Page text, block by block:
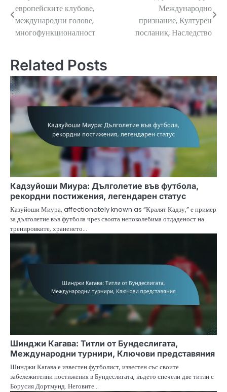
navigation
европейските клубове,
международни голове,
многофункционалност
Международно
признание, Културен
посланик, Наследство
Related Posts
Кадзуйоши Миура: Дълголетие във футбола,
рекордни постижения, легендарен статус
Казуйоши Миура, affectionately known as “Кралят Кадзу,” е пример
за дълголетие във футбола чрез своята непоколебима отдаденост на
тренировките, храненето…
Шинджи Кагава: Титли от Бундеслигата,
Международни турнири, Ключови представяния
Шинджи Кагава е известен футболист, известен със своите
забележителни постижения в Бундеслигата, където спечели две титли с
Борусия Дортмунд. Неговите…